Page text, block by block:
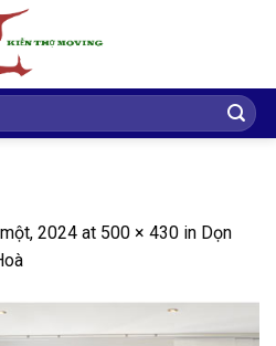
2024 at 500 × 430 in Dọn